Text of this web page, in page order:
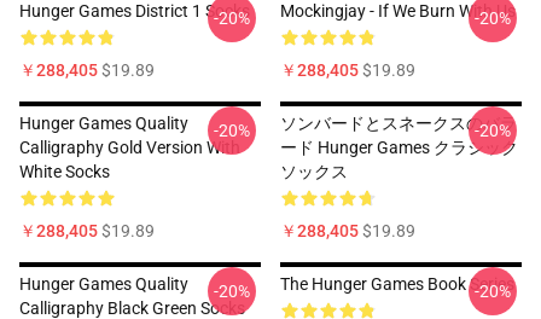
Hunger Games District 1 Socks
￥288,405$19.89
-20% Mockingjay - If We Burn With Us
￥288,405$19.89
-20%
Hunger Games Quality
Calligraphy Gold Version With
White Socks
￥288,405$19.89
-20%
ソンバードとスネークスのバラ
ード Hunger Games クラシック
ソックス
￥288,405$19.89
-20%
Hunger Games Quality
Calligraphy Black Green Socks
-20% The Hunger Games Book Series
-20%